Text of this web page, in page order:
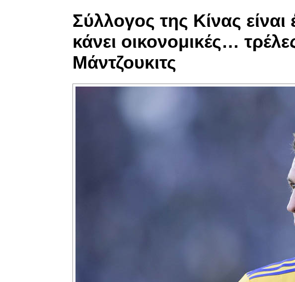
Σύλλογος της Κίνας είναι
κάνει οικονομικές…
Μάντζουκιτς